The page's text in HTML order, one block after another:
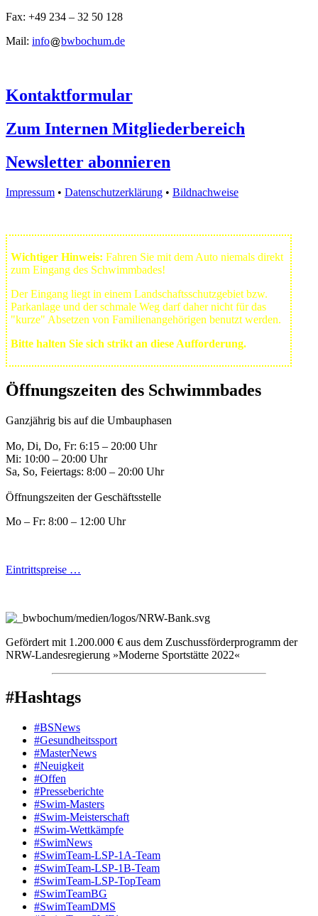
Fax: +49 234 – 32 50 128
Mail: info bwbochum.de
Kontaktformular
Zum Internen Mitgliederbereich
Newsletter abonnieren
Impressum • Datenschutzerklärung • Bildnachweise
Wichtiger Hinweis: Fahren Sie mit dem Auto niemals direkt
zum Eingang des Schwimmbades!
Der Eingang liegt in einem Landschafts­schutzgebiet bzw.
Park­anlage und der schmale Weg darf daher nicht für das
"kurze" Absetzen von Familienangehörigen benutzt werden.
Bitte halten Sie sich strikt an diese Aufforderung.
Öffnungszeiten des Schwimmbades
Ganzjährig bis auf die Umbauphasen
Mo, Di, Do, Fr: 6:15 – 20:00 Uhr
Mi: 10:00 – 20:00 Uhr
Sa, So, Feiertags: 8:00 – 20:00 Uhr
Öffnungszeiten der Geschäftsstelle
Mo – Fr: 8:00 – 12:00 Uhr
Eintrittspreise …
Gefördert mit 1.200.000 € aus dem Zuschussförderprogramm der
NRW-Landesregierung »Moderne Sportstätte 2022«
#Hashtags
#BSNews
#Gesundheitssport
#MasterNews
#Neuigkeit
#Offen
#Presse­berichte
#Swim-Masters
#Swim-Meister­schaft
#Swim-Wett­kämpfe
#SwimNews
#SwimTeam-LSP-1A-Team
#SwimTeam-LSP-1B-Team
#SwimTeam-LSP-TopTeam
#SwimTeamBG
#SwimTeamDMS